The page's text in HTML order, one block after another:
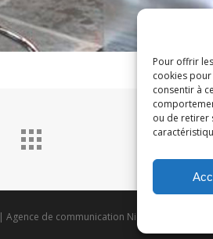
Pour offrir
cookies
consentir à
ou de retirer
| Agence de communication Nice et Paris :